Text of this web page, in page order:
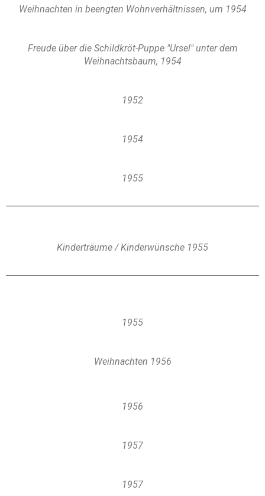
Weihnachten in beengten Wohnverhältnissen, um 1954
Freude über die Schildkröt-Puppe "Ursel" unter dem
Weihnachtsbaum, 1954
1952
1954
1955
Kinderträume / Kinderwünsche 1955
1955
Weihnachten 1956
1956
1957
1957